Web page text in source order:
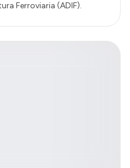
Ferroviaria (ADIF).